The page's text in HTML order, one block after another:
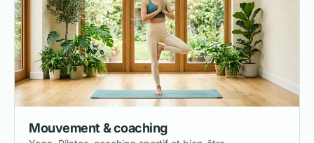
Mouvement & coaching